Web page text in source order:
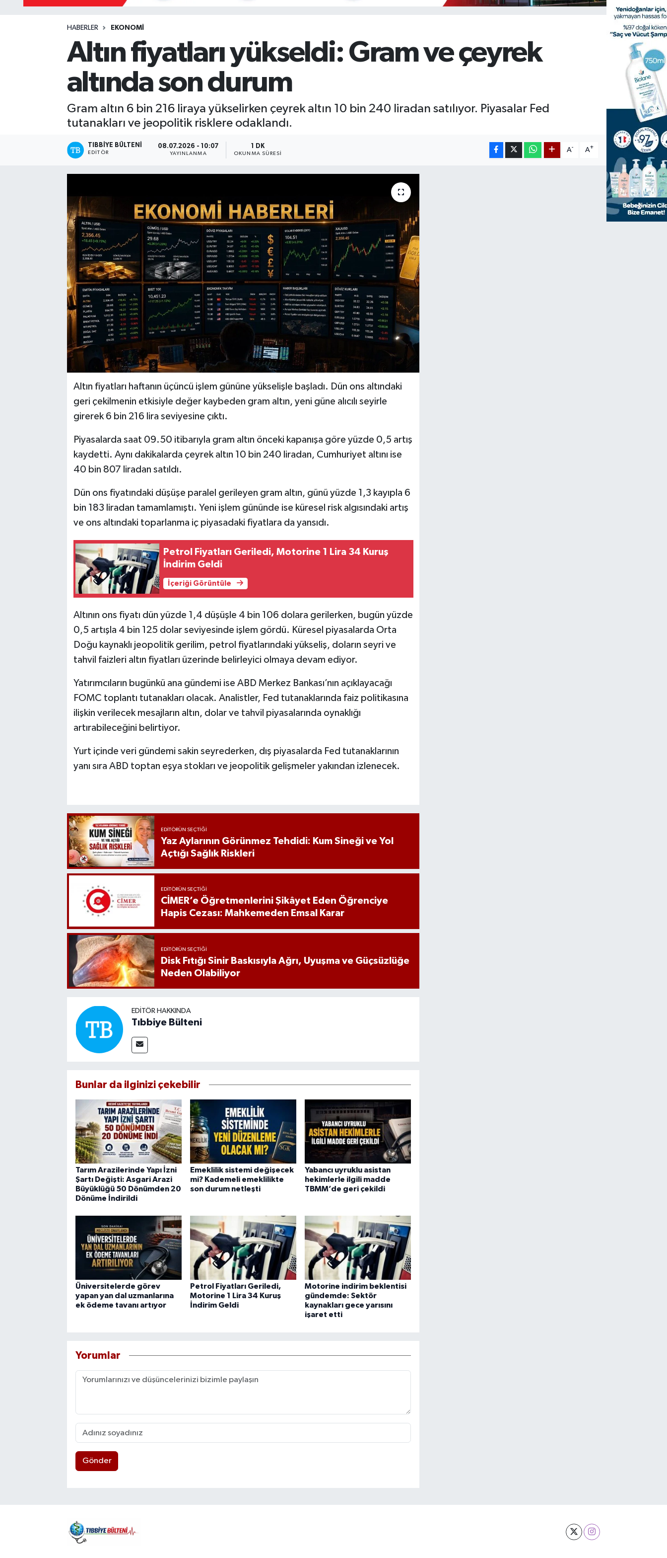
HABERLER EKONOMI
Altın fiyatları yükseldi: Gram ve çeyrek
altında son durum
Gram altın 6 bin 216 liraya yükselirken çeyrek altın 10 bin 240 liradan satılıyor. Piyasalar Fed
tutanakları ve jeopolitik risklere odaklandı.
TIBBIYE BÜLTENI
EDITÖR
08.07.2026 - 10:07
YAYINLANMA
1 DK
OKUNMA SÜRESI
A- A+
Altın fiyatları haftanın üçüncü işlem gününe yükselişle başladı. Dün ons altındaki
geri çekilmenin etkisiyle değer kaybeden gram altın, yeni güne alıcılı seyirle
girerek 6 bin 216 lira seviyesine çıktı.
Piyasalarda saat 09.50 itibarıyla gram altın önceki kapanışa göre yüzde 0,5 artış
kaydetti. Aynı dakikalarda çeyrek altın 10 bin 240 liradan, Cumhuriyet altını ise
40 bin 807 liradan satıldı.
Dün ons fiyatındaki düşüşe paralel gerileyen gram altın, günü yüzde 1,3 kayıpla 6
bin 183 liradan tamamlamıştı. Yeni işlem gününde ise küresel risk algısındaki artış
ve ons altındaki toparlanma iç piyasadaki fiyatlara da yansıdı.
Petrol Fiyatları Geriledi, Motorine 1 Lira 34 Kuruş
İndirim Geldi
İçeriği Görüntüle
Altının ons fiyatı dün yüzde 1,4 düşüşle 4 bin 106 dolara gerilerken, bugün yüzde
0,5 artışla 4 bin 125 dolar seviyesinde işlem gördü. Küresel piyasalarda Orta
Doğu kaynaklı jeopolitik gerilim, petrol fiyatlarındaki yükseliş, doların seyri ve
tahvil faizleri altın fiyatları üzerinde belirleyici olmaya devam ediyor.
Yatırımcıların bugünkü ana gündemi ise ABD Merkez Bankası’nın açıklayacağı
FOMC toplantı tutanakları olacak. Analistler, Fed tutanaklarında faiz politikasına
ilişkin verilecek mesajların altın, dolar ve tahvil piyasalarında oynaklığı
artırabileceğini belirtiyor.
Yurt içinde veri gündemi sakin seyrederken, dış piyasalarda Fed tutanaklarının
yanı sıra ABD toptan eşya stokları ve jeopolitik gelişmeler yakından izlenecek.
EDITÖRÜN SEÇTIĞI
Yaz Aylarının Görünmez Tehdidi: Kum Sineği ve Yol
Açtığı Sağlık Riskleri
EDITÖRÜN SEÇTIĞI
CİMER’e Öğretmenlerini Şikâyet Eden Öğrenciye
Hapis Cezası: Mahkemeden Emsal Karar
EDITÖRÜN SEÇTIĞI
Disk Fıtığı Sinir Baskısıyla Ağrı, Uyuşma ve Güçsüzlüğe
Neden Olabiliyor
EDITÖR HAKKINDA
Tıbbiye Bülteni
Bunlar da ilginizi çekebilir
Tarım Arazilerinde Yapı İzni
Şartı Değişti: Asgari Arazi
Büyüklüğü 50 Dönümden 20
Dönüme İndirildi
Emeklilik sistemi değişecek
mi? Kademeli emeklilikte
son durum netleşti
Yabancı uyruklu asistan
hekimlerle ilgili madde
TBMM’de geri çekildi
Üniversitelerde görev
yapan yan dal uzmanlarına
ek ödeme tavanı artıyor
Petrol Fiyatları Geriledi,
Motorine 1 Lira 34 Kuruş
İndirim Geldi
Motorine indirim beklentisi
gündemde: Sektör
kaynakları gece yarısını
işaret etti
Yorumlar
Gönder